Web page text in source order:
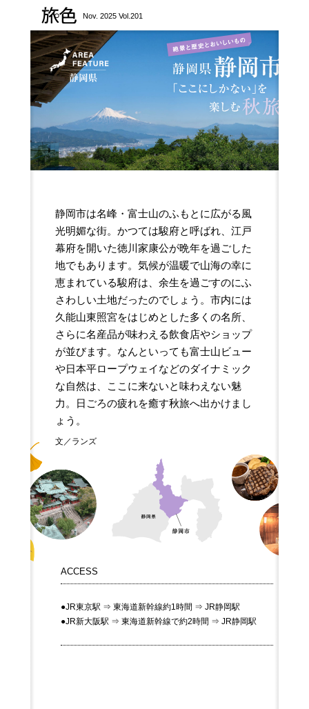
旅色
Nov. 2025 Vol.201
静岡市は名峰・富士山のふもとに広がる風
光明媚な街。かつては駿府と呼ばれ、江戸
幕府を開いた徳川家康公が晩年を過ごした
地でもあります。気候が温暖で山海の幸に
恵まれている駿府は、余生を過ごすのにふ
さわしい土地だったのでしょう。市内には
久能山東照宮をはじめとした多くの名所、
さらに名産品が味わえる飲食店やショップ
が並びます。なんといっても富士山ビュー
や日本平ロープウェイなどのダイナミック
な自然は、ここに来ないと味わえない魅
力。日ごろの疲れを癒す秋旅へ出かけまし
ょう。
文／ランズ
ACCESS
●JR東京駅 ⇒ 東海道新幹線約1時間 ⇒ JR静岡駅
●JR新大阪駅 ⇒ 東海道新幹線で約2時間 ⇒ JR静岡駅